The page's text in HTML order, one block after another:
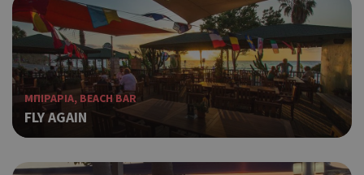
ΜΠΙΡΑΡΙΑ, BEACH BAR
FLY AGAIN